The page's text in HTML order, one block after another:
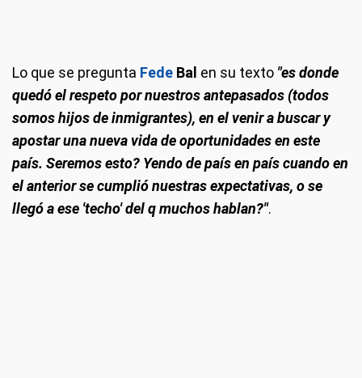
Lo que se pregunta Fede Bal en su texto "es donde
quedó el respeto por nuestros antepasados (todos
somos hijos de inmigrantes), en el venir a buscar y
apostar una nueva vida de oportunidades en este
país. Seremos esto? Yendo de país en país cuando en
el anterior se cumplió nuestras expectativas, o se
llegó a ese 'techo' del q muchos hablan?".